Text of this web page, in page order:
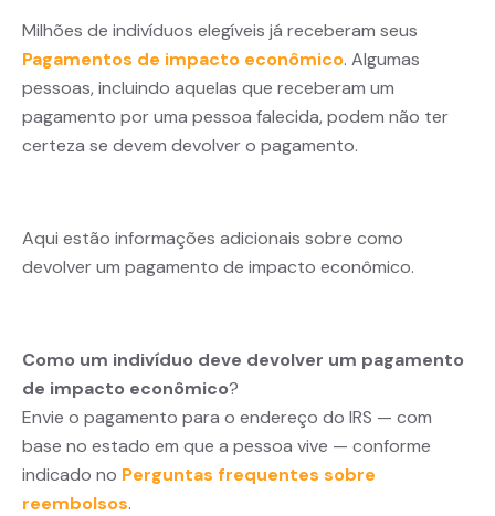
Milhões de indivíduos elegíveis já receberam seus
Pagamentos de impacto econômico. Algumas
pessoas, incluindo aquelas que receberam um
pagamento por uma pessoa falecida, podem não ter
certeza se devem devolver o pagamento.
Aqui estão informações adicionais sobre como
devolver um pagamento de impacto econômico.
Como um indivíduo deve devolver um pagamento
de impacto econômico?
Envie o pagamento para o endereço do IRS — com
base no estado em que a pessoa vive — conforme
indicado no Perguntas frequentes sobre
reembolsos.